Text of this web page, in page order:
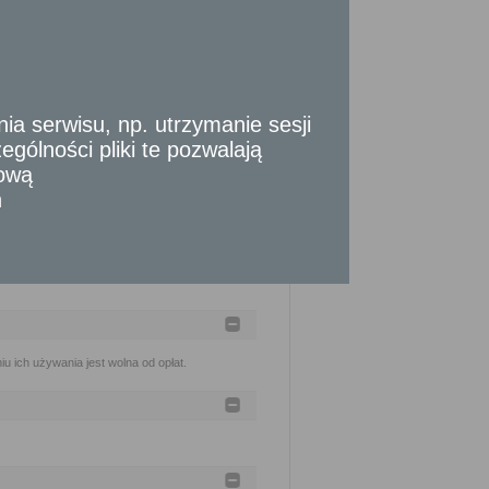
azbest (Dz. U. z 2011 r., Nr 8, poz. 31). w
ich używania jest wolna od opłat.
serwisu, np. utrzymanie sesji
pliki te pozwalają